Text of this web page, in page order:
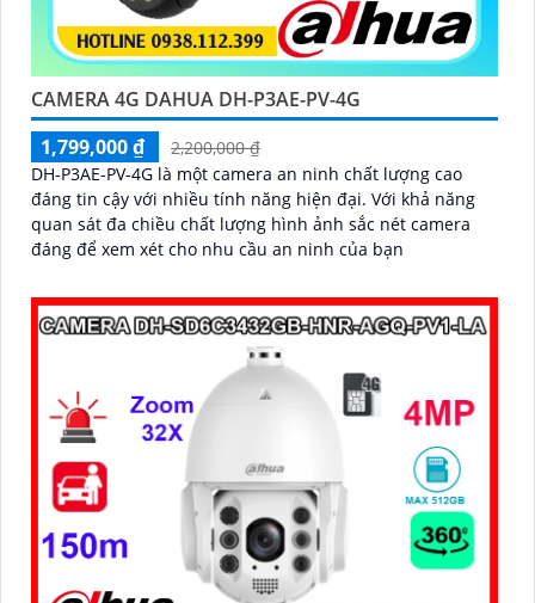
CAMERA 4G DAHUA DH-P3AE-PV-4G
1,799,000 ₫
2,200,000 ₫
DH-P3AE-PV-4G là một camera an ninh chất lượng cao
đáng tin cậy với nhiều tính năng hiện đại. Với khả năng
quan sát đa chiều chất lượng hình ảnh sắc nét camera
đáng để xem xét cho nhu cầu an ninh của bạn